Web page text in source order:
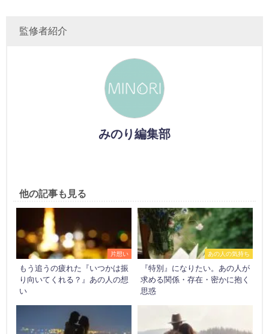
監修者紹介
みのり編集部
他の記事も見る
片想い
もう追うの疲れた『いつかは振
り向いてくれる？』あの人の想
い
あの人の気持ち
『特別』になりたい。あの人が
求める関係・存在・密かに抱く
思惑